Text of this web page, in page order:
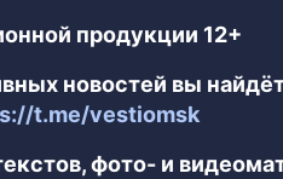
продукции 12+
новостей вы
t.me/vestiomsk
фото- и